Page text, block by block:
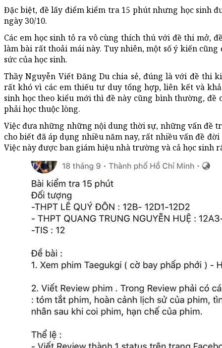
Đặc biệt, đề lấy điểm kiểm tra 15 phút nhưng học sinh
ngày 30/10.
Các em học sinh tỏ ra vô cùng thích thú với đề thi mở,
làm bài rất thoải mái này. Tuy nhiên, một số ý kiến
sức của học sinh.
Thầy Nguyễn Viết Đăng Du chia sẻ, đúng là với đề thi
rất khó vì các em thiếu tư duy tổng hợp, liên kết và
sinh học theo kiểu mới thì đề này cũng bình thường,
phải học thuộc lòng.
Việc đưa những những nội dung thời sự, những vấn đề
cho biết đã áp dụng nhiều năm nay, rất nhiều vấn đề
Việc này được ban giám hiệu nhà trường và cả học sinh